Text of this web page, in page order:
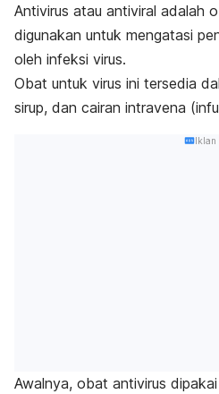
Antivirus atau antiviral adalah
digunakan untuk mengatasi
oleh infeksi virus.
Obat untuk virus ini tersedia
sirup, dan cairan intravena
Iklan
Awalnya, obat antivirus